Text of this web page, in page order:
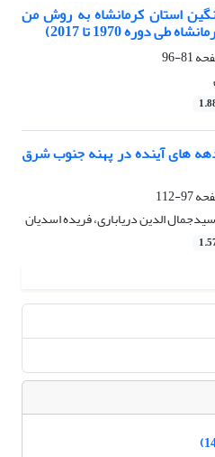
استان کرمانشاه به روش من
دوره 1970 تا 2017)
81-96
های آینده در پهنه جنوب شرق
97-112
الدین دریاباری، فریده اسدیان